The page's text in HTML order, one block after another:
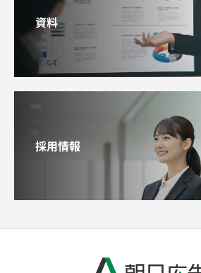
資料
採用情報